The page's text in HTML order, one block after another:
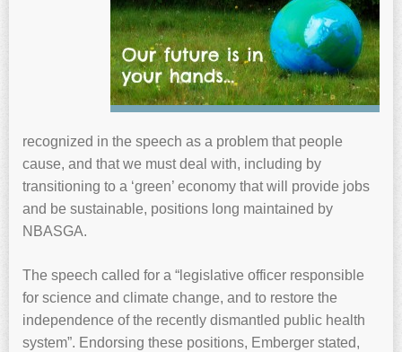
recognized in the speech as a problem that people
cause, and that we must deal with, including by
transitioning to a ‘green’ economy that will provide jobs
and be sustainable, positions long maintained by
NBASGA.
The speech called for a “legislative officer responsible
for science and climate change, and to restore the
independence of the recently dismantled public health
system”. Endorsing these positions, Emberger stated,